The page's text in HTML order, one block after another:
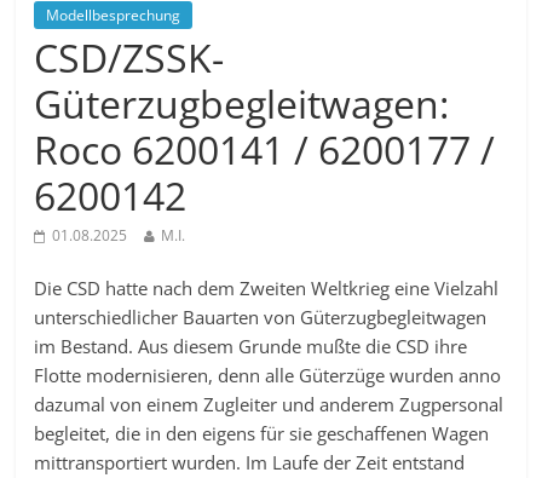
Modellbesprechung
CSD/ZSSK-
Güterzugbegleitwagen:
Roco 6200141 / 6200177 /
6200142
01.08.2025 M.I.
Die CSD hatte nach dem Zweiten Weltkrieg eine Vielzahl
unterschiedlicher Bauarten von Güterzugbegleitwagen
im Bestand. Aus diesem Grunde mußte die CSD ihre
Flotte modernisieren, denn alle Güterzüge wurden anno
dazumal von einem Zugleiter und anderem Zugpersonal
begleitet, die in den eigens für sie geschaffenen Wagen
mittransportiert wurden. Im Laufe der Zeit entstand